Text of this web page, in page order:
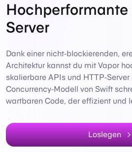
Hochperformante
Server
Dank einer nicht-blockierenden,
Architektur kannst du mit Vapor
skalierbare APIs und HTTP-
Concurrency-Modell von Swift
wartbaren Code, der effizient und
Loslegen